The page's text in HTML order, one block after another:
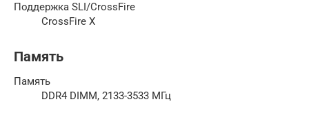
Поддержка SLI/CrossFire
CrossFire X
Память
Память
DDR4 DIMM, 2133-3533 МГц